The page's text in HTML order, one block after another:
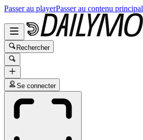
Passer au playerPasser au contenu principal
Rechercher
Se connecter